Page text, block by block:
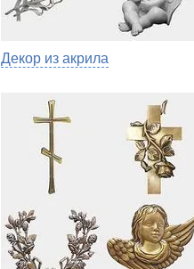
Декор из акрила